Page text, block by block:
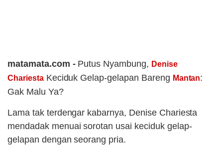
matamata.com - Putus Nyambung, Denise
ChariestaKeciduk Gelap-gelapan Bareng Mantan:
Gak Malu Ya?
Lama tak terdengar kabarnya, Denise Chariesta
mendadak menuai sorotan usai keciduk gelap-
gelapan dengan seorang pria.